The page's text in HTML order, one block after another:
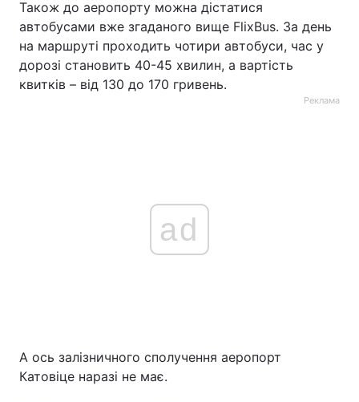
Також до аеропорту можна дістатися
автобусами вже згаданого вище FlixBus. За день
на маршруті проходить чотири автобуси, час у
дорозі становить 40-45 хвилин, а вартість
квитків – від 130 до 170 гривень.
Реклама
ad
А ось залізничного сполучення аеропорт
Катовіце наразі не має.